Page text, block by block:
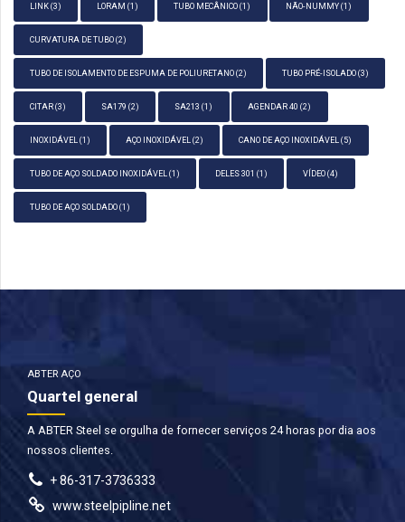
LINK (3) LORAM (1) TUBO MECÂNICO (1) NÃO-NUMMY (1)
CURVATURA DE TUBO (2)
TUBO DE ISOLAMENTO DE ESPUMA DE POLIURETANO (2) TUBO PRÉ-ISOLADO (3)
CITAR (3) SA179 (2) SA213 (1) AGENDAR 40 (2)
INOXIDÁVEL (1) AÇO INOXIDÁVEL (2) CANO DE AÇO INOXIDÁVEL (5)
TUBO DE AÇO SOLDADO INOXIDÁVEL (1) DELES 301 (1) VÍDEO (4)
TUBO DE AÇO SOLDADO (1)
ABTER AÇO
Quartel general
A ABTER Steel se orgulha de fornecer serviços 24 horas por dia aos
nossos clientes.
+ 86-317-3736333
www.steelpipline.net